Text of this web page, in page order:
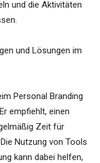
und die Aktivitäten
und Lösungen im
Personal Branding
empfiehlt, einen
Zeit für
Nutzung von Tools
kann dabei helfen,